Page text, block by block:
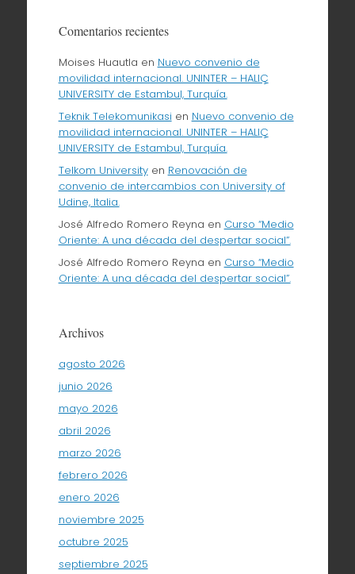
Comentarios recientes
Moises Huautla en Nuevo convenio de
movilidad internacional. UNINTER – HALIÇ
UNIVERSITY de Estambul, Turquía.
Teknik Telekomunikasi en Nuevo convenio de
movilidad internacional. UNINTER – HALIÇ
UNIVERSITY de Estambul, Turquía.
Telkom Universityen Renovación de
convenio de intercambios con University of
Udine, Italia.
José Alfredo Romero Reyna en Curso “Medio
Oriente: A una década del despertar social”.
José Alfredo Romero Reyna en Curso “Medio
Oriente: A una década del despertar social”.
Archivos
agosto 2026
junio 2026
mayo 2026
abril 2026
marzo 2026
febrero 2026
enero 2026
noviembre 2025
octubre 2025
septiembre 2025